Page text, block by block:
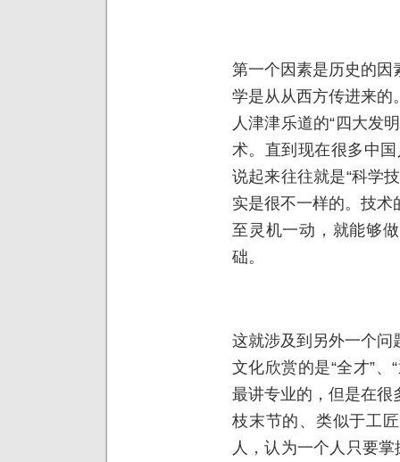
第一个因素是历史的因
学是从从西方传进来的
人津津乐道的“四大发
术。直到现在很多中国
说起来往往就是“科学
实是很不一样的。技
至灵机一动，就能够
础。
这就涉及到另外一个问
文化欣赏的是“全才”
最讲专业的，但是在很
枝末节的、类似于工
人，认为一个人只要